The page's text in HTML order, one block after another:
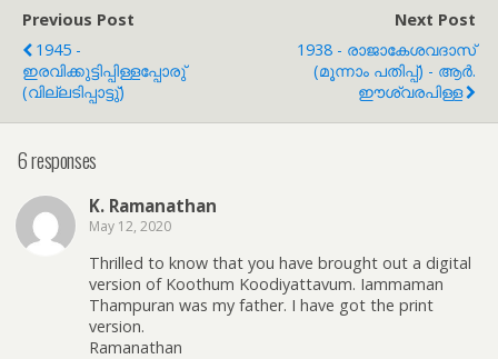
Previous Post
1945 -
ഇരവിക്കുട്ടിപ്പിള്ളപ്പോരു്
(വില്ലടിപ്പാട്ടു്)
Next Post
1938 - രാജാകേശവദാസ്
(മൂന്നാം പതിപ്പ്) - ആർ.
ഈശ്വരപിള്ള
6 responses
K. Ramanathan
May 12, 2020
Thrilled to know that you have brought out a digital
version of Koothum Koodiyattavum. Iammaman
Thampuran was my father. I have got the print
version.
Ramanathan